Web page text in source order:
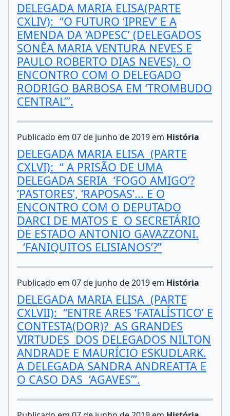
DELEGADA MARIA ELISA(PARTE
CXLIV): “O FUTURO ‘IPREV’ E A
EMENDA DA ‘ADPESC’ (DELEGADOS
SONÊA MARIA VENTURA NEVES E
PAULO ROBERTO DIAS NEVES). O
ENCONTRO COM O DELEGADO
RODRIGO BARBOSA EM ‘TROMBUDO
CENTRAL’”.
Publicado em 07 de junho de 2019 em História
DELEGADA MARIA ELISA (PARTE
CXLVI): “ A PRISÃO DE UMA
DELEGADA SERIA ‘FOGO AMIGO’?
‘PASTORES’, ‘RAPOSAS’... E O
ENCONTRO COM O DEPUTADO
DARCI DE MATOS E O SECRETÁRIO
DE ESTADO ANTONIO GAVAZZONI.
‘FANIQUITOS ELISIANOS’?”
Publicado em 07 de junho de 2019 em História
DELEGADA MARIA ELISA (PARTE
CXLVII): “ENTRE ARES ‘FATALÍSTICO’ E
CONTESTA(DOR)? AS GRANDES
VIRTUDES DOS DELEGADOS NILTON
ANDRADE E MAURÍCIO ESKUDLARK.
A DELEGADA SANDRA ANDREATTA E
O CASO DAS ‘AGAVES’”.